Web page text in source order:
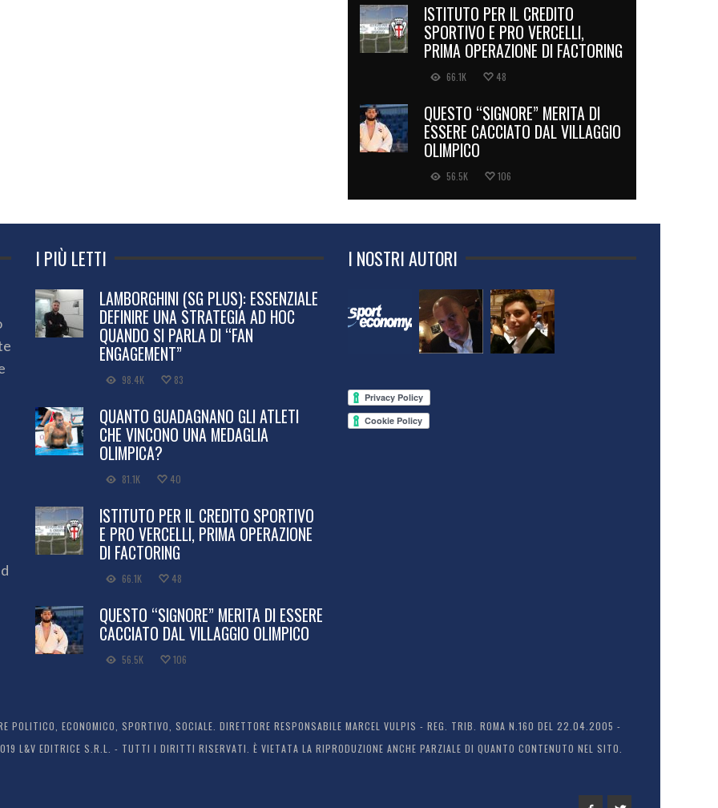
ISTITUTO PER IL CREDITO
SPORTIVO E PRO VERCELLI,
PRIMA OPERAZIONE DI FACTORING
66.1K 48
QUESTO “SIGNORE” MERITA DI
ESSERE CACCIATO DAL VILLAGGIO
OLIMPICO
56.5K 106
I PIÙ LETTI
LAMBORGHINI (SG PLUS): ESSENZIALE
DEFINIRE UNA STRATEGIA AD HOC
QUANDO SI PARLA DI “FAN
ENGAGEMENT”
98.4K 83
QUANTO GUADAGNANO GLI ATLETI
CHE VINCONO UNA MEDAGLIA
OLIMPICA?
81.1K 40
ISTITUTO PER IL CREDITO SPORTIVO
E PRO VERCELLI, PRIMA OPERAZIONE
DI FACTORING
66.1K 48
QUESTO “SIGNORE” MERITA DI ESSERE
CACCIATO DAL VILLAGGIO OLIMPICO
56.5K 106
I NOSTRI AUTORI
POLITICO, ECONOMICO, SPORTIVO, SOCIALE. DIRETTORE RESPONSABILE MARCEL VULPIS - REG. TRIB. ROMA N.160 DEL 22.04.2005 -
EDITRICE S.R.L. - TUTTI I DIRITTI RISERVATI. È VIETATA LA RIPRODUZIONE ANCHE PARZIALE DI QUANTO CONTENUTO NEL SITO.